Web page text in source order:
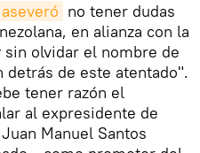
aseveró no tener dudas
en alianza con la
olvidar el nombre de
detrás de este atentado".
tener razón el
al expresidente de
Manuel Santos